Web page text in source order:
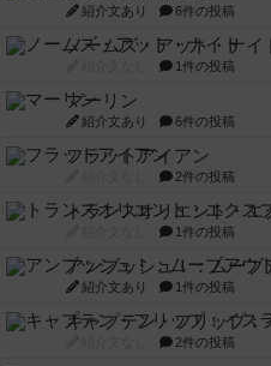
紹介文あり 6件の投稿
ノームズ・アット・ナイ
1件の投稿
マーリン
紹介文あり 6件の投稿
フラットアイアン
2件の投稿
トランスオリエント・エ
1件の投稿
アンブッシュ！：ムーブ
紹介文あり 1件の投稿
キャプテン・フリップ：
2件の投稿